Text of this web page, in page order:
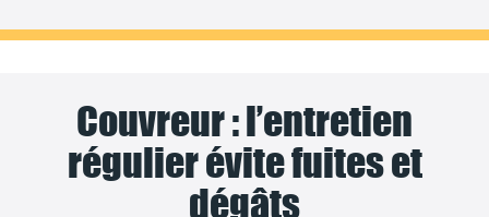
Couvreur : l’entretien
régulier évite fuites et
dégâts